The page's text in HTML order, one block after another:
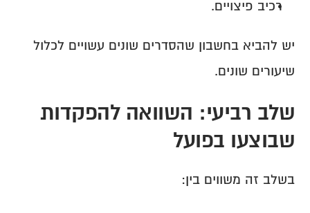
רכיב פיצויים.
שיעורים שונים.
שבוצעו בפועל
בשלב זה משווים בין: